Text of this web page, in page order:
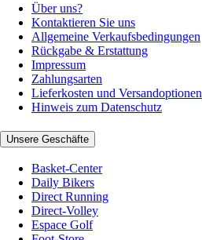
Über uns?
Kontaktieren Sie uns
Allgemeine Verkaufsbedingungen
Rückgabe & Erstattung
Impressum
Zahlungsarten
Lieferkosten und Versandoptionen
Hinweis zum Datenschutz
Unsere Geschäfte
Basket-Center
Daily Bikers
Direct Running
Direct-Volley
Espace Golf